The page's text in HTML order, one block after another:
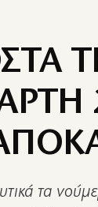
τα